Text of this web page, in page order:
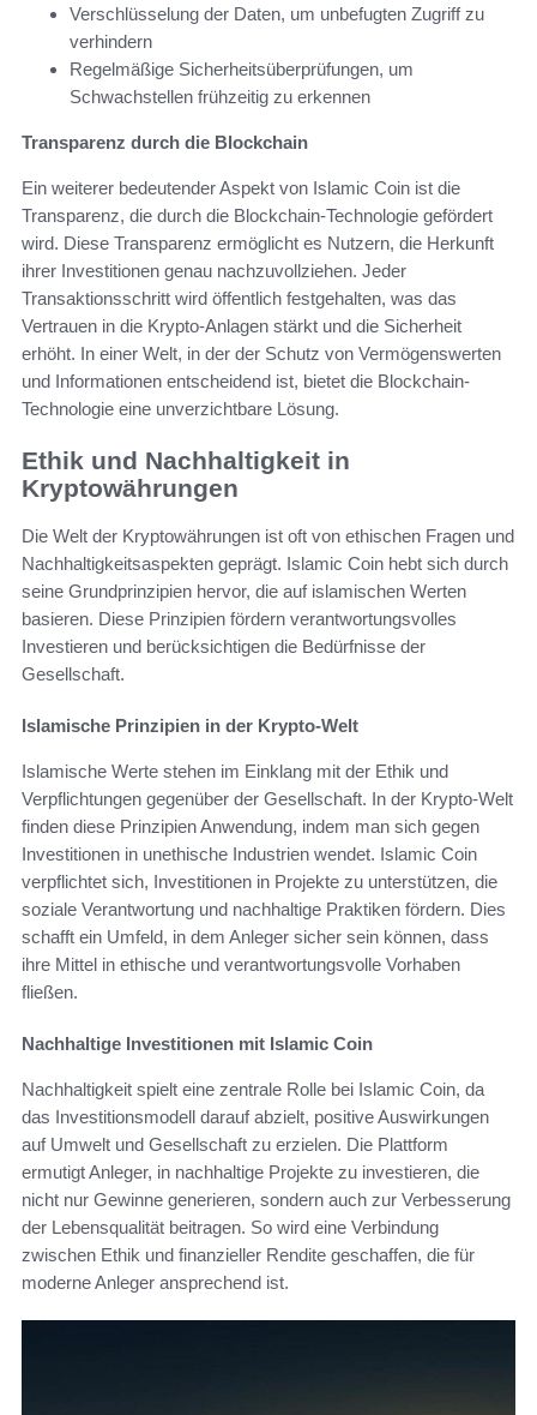
Verschlüsselung der Daten, um unbefugten Zugriff zu
verhindern
Regelmäßige Sicherheitsüberprüfungen, um
Schwachstellen frühzeitig zu erkennen
Transparenz durch die Blockchain
Ein weiterer bedeutender Aspekt von Islamic Coin ist die
Transparenz, die durch die Blockchain-Technologie gefördert
wird. Diese Transparenz ermöglicht es Nutzern, die Herkunft
ihrer Investitionen genau nachzuvollziehen. Jeder
Transaktionsschritt wird öffentlich festgehalten, was das
Vertrauen in die Krypto-Anlagen stärkt und die Sicherheit
erhöht. In einer Welt, in der der Schutz von Vermögenswerten
und Informationen entscheidend ist, bietet die Blockchain-
Technologie eine unverzichtbare Lösung.
Ethik und Nachhaltigkeit in
Kryptowährungen
Die Welt der Kryptowährungen ist oft von ethischen Fragen und
Nachhaltigkeitsaspekten geprägt. Islamic Coin hebt sich durch
seine Grundprinzipien hervor, die auf islamischen Werten
basieren. Diese Prinzipien fördern verantwortungsvolles
Investieren und berücksichtigen die Bedürfnisse der
Gesellschaft.
Islamische Prinzipien in der Krypto-Welt
Islamische Werte stehen im Einklang mit der Ethik und
Verpflichtungen gegenüber der Gesellschaft. In der Krypto-Welt
finden diese Prinzipien Anwendung, indem man sich gegen
Investitionen in unethische Industrien wendet. Islamic Coin
verpflichtet sich, Investitionen in Projekte zu unterstützen, die
soziale Verantwortung und nachhaltige Praktiken fördern. Dies
schafft ein Umfeld, in dem Anleger sicher sein können, dass
ihre Mittel in ethische und verantwortungsvolle Vorhaben
fließen.
Nachhaltige Investitionen mit Islamic Coin
Nachhaltigkeit spielt eine zentrale Rolle bei Islamic Coin, da
das Investitionsmodell darauf abzielt, positive Auswirkungen
auf Umwelt und Gesellschaft zu erzielen. Die Plattform
ermutigt Anleger, in nachhaltige Projekte zu investieren, die
nicht nur Gewinne generieren, sondern auch zur Verbesserung
der Lebensqualität beitragen. So wird eine Verbindung
zwischen Ethik und finanzieller Rendite geschaffen, die für
moderne Anleger ansprechend ist.